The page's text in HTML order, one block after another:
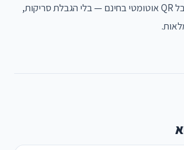
כל לינק מקוצר מקבל QR אוטומטי בחינם — בלי הגבלת סריקות,